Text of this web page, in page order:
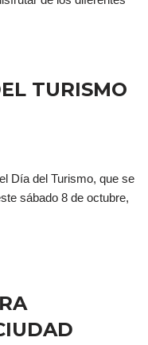
TURISMO
Día del Turismo, que se
sábado 8 de octubre,